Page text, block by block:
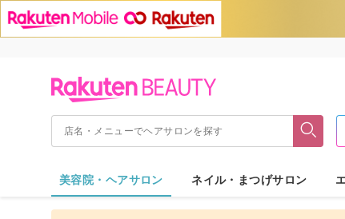
美容院・ヘアサロン ネイル・まつげサロン